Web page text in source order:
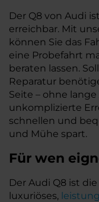
Der Q8 von Audi
erreichbar. Mit
können Sie das
eine Probefahrt
beraten lassen.
Reparatur
Seite – ohne
unkomplizierte
schnellen und
und Mühe spart.
Für wen
Der Audi Q8 ist
luxuriöses,